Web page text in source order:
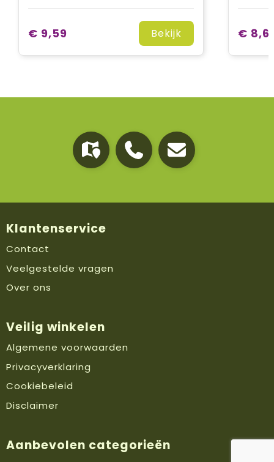
€ 9,59 Bekijk €
Klantenservice
Contact
Veelgestelde vragen
Over ons
Veilig winkelen
Algemene voorwaarden
Privacyverklaring
Cookiebeleid
Disclaimer
Aanbevolen categorieën